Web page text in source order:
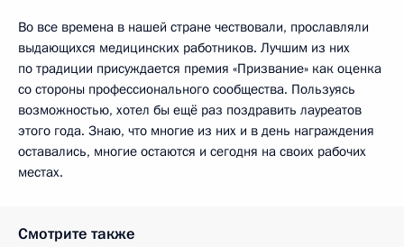
Во все времена в нашей стране чествовали, прославляли
выдающихся медицинских работников. Лучшим из них
по традиции присуждается премия «Призвание» как оценка
со стороны профессионального сообщества. Пользуясь
возможностью, хотел бы ещё раз поздравить лауреатов
этого года. Знаю, что многие из них и в день награждения
оставались, многие остаются и сегодня на своих рабочих
местах.
Смотрите также